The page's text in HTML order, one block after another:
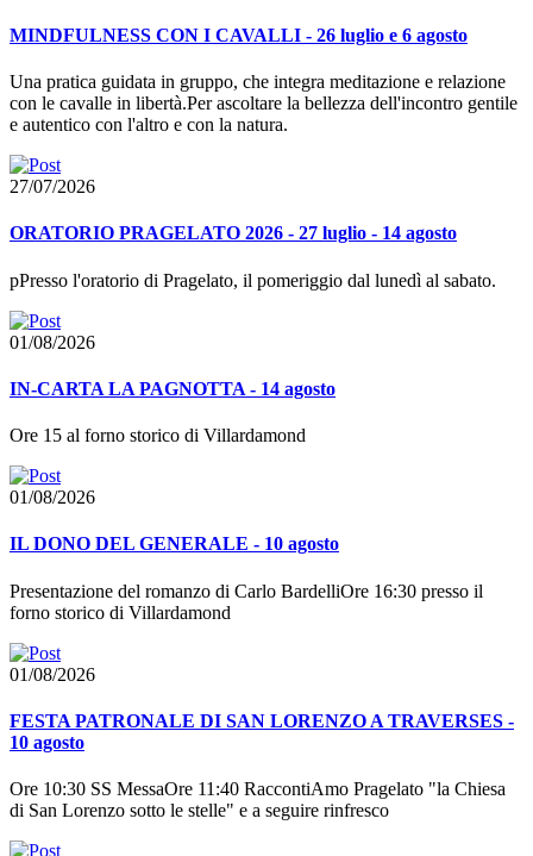
MINDFULNESS CON I CAVALLI - 26 luglio e 6 agosto
Una pratica guidata in gruppo, che integra meditazione e relazione
con le cavalle in libertà.Per ascoltare la bellezza dell'incontro gentile
e autentico con l'altro e con la natura.
27/07/2026
ORATORIO PRAGELATO 2026 - 27 luglio - 14 agosto
pPresso l'oratorio di Pragelato, il pomeriggio dal lunedì al sabato.
01/08/2026
IN-CARTA LA PAGNOTTA - 14 agosto
Ore 15 al forno storico di Villardamond
01/08/2026
IL DONO DEL GENERALE - 10 agosto
Presentazione del romanzo di Carlo BardelliOre 16:30 presso il
forno storico di Villardamond
01/08/2026
FESTA PATRONALE DI SAN LORENZO A TRAVERSES -
10 agosto
Ore 10:30 SS MessaOre 11:40 RaccontiAmo Pragelato "la Chiesa
di San Lorenzo sotto le stelle" e a seguire rinfresco